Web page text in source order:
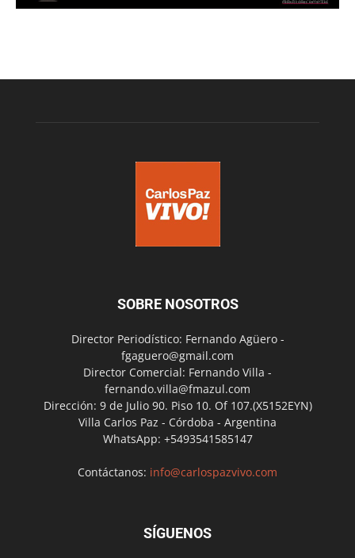
SOBRE NOSOTROS
Director Periodístico: Fernando Agüero -
fgaguero@gmail.com
Director Comercial: Fernando Villa -
fernando.villa@fmazul.com
Dirección: 9 de Julio 90. Piso 10. Of 107.(X5152EYN)
Villa Carlos Paz - Córdoba - Argentina
WhatsApp: +5493541585147
Contáctanos: info@carlospazvivo.com
SÍGUENOS